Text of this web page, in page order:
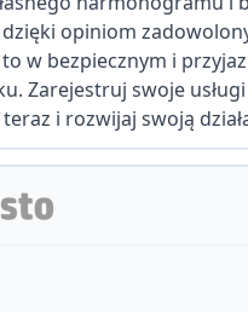
opiniom
w bezpiecznym i
Zarejestruj swoje
i rozwijaj swoją